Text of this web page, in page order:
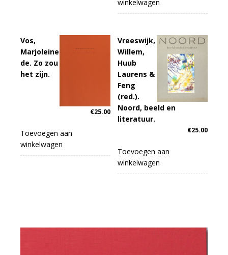
winkelwagen
Vos,
Marjoleine
de. Zo zou
het zijn.
€25.00
Toevoegen aan
winkelwagen
Vreeswijk,
Willem,
Huub
Laurens &
Feng
(red.).
Noord, beeld en
literatuur.
€25.00
Toevoegen aan
winkelwagen